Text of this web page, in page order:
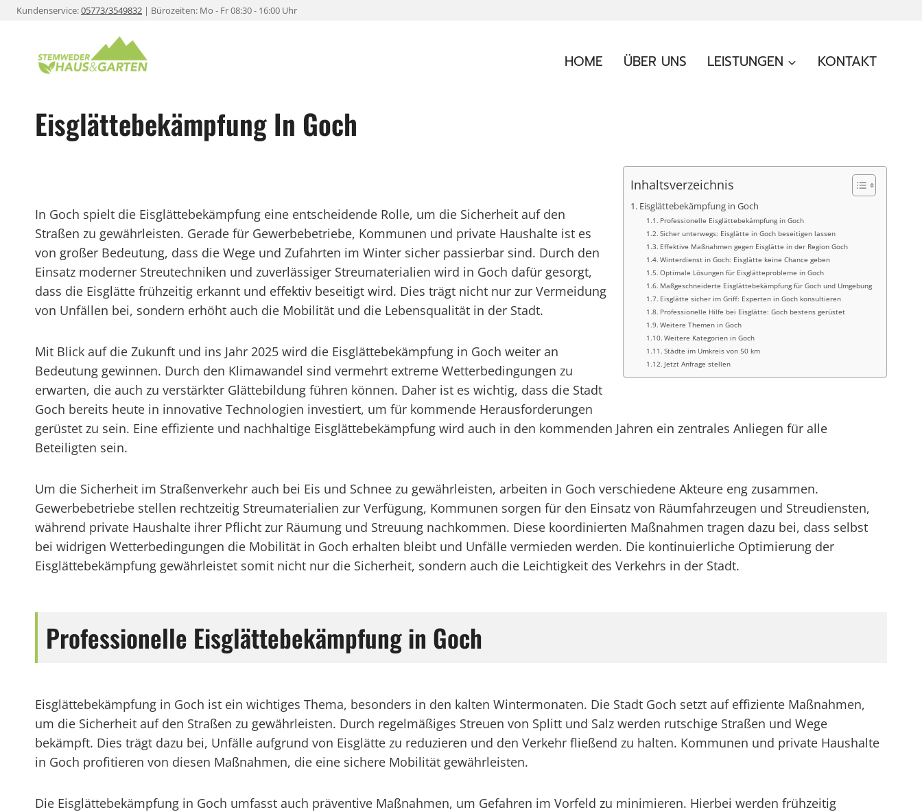
ZumKundenservice:05773/3549832 | Bürozeiten: Mo - Fr 08:30 - 16:00 Uhr
HOME ÜBER UNS LEISTUNGEN KONTAKT
Eisglättebekämpfung In Goch
Inhaltsverzeichnis
Eisglättebekämpfung in Goch
Professionelle Eisglättebekämpfung in Goch
Sicher unterwegs: Eisglätte in Goch beseitigen lassen
Effektive Maßnahmen gegen Eisglätte in der Region Goch
Winterdienst in Goch: Eisglätte keine Chance geben
Optimale Lösungen für Eisglätteprobleme in Goch
Maßgeschneiderte Eisglättebekämpfung für Goch und Umgebung
Eisglätte sicher im Griff: Experten in Goch konsultieren
Professionelle Hilfe bei Eisglätte: Goch bestens gerüstet
Weitere Themen in Goch
Weitere Kategorien in Goch
Städte im Umkreis von 50 km
Jetzt Anfrage stellen
In Goch spielt die Eisglättebekämpfung eine entscheidende Rolle, um die Sicherheit auf den
Straßen zu gewährleisten. Gerade für Gewerbebetriebe, Kommunen und private Haushalte ist es
von großer Bedeutung, dass die Wege und Zufahrten im Winter sicher passierbar sind. Durch den
Einsatz moderner Streutechniken und zuverlässiger Streumaterialien wird in Goch dafür gesorgt,
dass die Eisglätte frühzeitig erkannt und effektiv beseitigt wird. Dies trägt nicht nur zur Vermeidung
von Unfällen bei, sondern erhöht auch die Mobilität und die Lebensqualität in der Stadt.
Mit Blick auf die Zukunft und ins Jahr 2025 wird die Eisglättebekämpfung in Goch weiter an
Bedeutung gewinnen. Durch den Klimawandel sind vermehrt extreme Wetterbedingungen zu
erwarten, die auch zu verstärkter Glättebildung führen können. Daher ist es wichtig, dass die Stadt
Goch bereits heute in innovative Technologien investiert, um für kommende Herausforderungen
gerüstet zu sein. Eine effiziente und nachhaltige Eisglättebekämpfung wird auch in den kommenden Jahren ein zentrales Anliegen für alle
Beteiligten sein.
Um die Sicherheit im Straßenverkehr auch bei Eis und Schnee zu gewährleisten, arbeiten in Goch verschiedene Akteure eng zusammen.
Gewerbebetriebe stellen rechtzeitig Streumaterialien zur Verfügung, Kommunen sorgen für den Einsatz von Räumfahrzeugen und Streudiensten,
während private Haushalte ihrer Pflicht zur Räumung und Streuung nachkommen. Diese koordinierten Maßnahmen tragen dazu bei, dass selbst
bei widrigen Wetterbedingungen die Mobilität in Goch erhalten bleibt und Unfälle vermieden werden. Die kontinuierliche Optimierung der
Eisglättebekämpfung gewährleistet somit nicht nur die Sicherheit, sondern auch die Leichtigkeit des Verkehrs in der Stadt.
Professionelle Eisglättebekämpfung in Goch
Eisglättebekämpfung in Goch ist ein wichtiges Thema, besonders in den kalten Wintermonaten. Die Stadt Goch setzt auf effiziente Maßnahmen,
um die Sicherheit auf den Straßen zu gewährleisten. Durch regelmäßiges Streuen von Splitt und Salz werden rutschige Straßen und Wege
bekämpft. Dies trägt dazu bei, Unfälle aufgrund von Eisglätte zu reduzieren und den Verkehr fließend zu halten. Kommunen und private Haushalte
in Goch profitieren von diesen Maßnahmen, die eine sichere Mobilität gewährleisten.
Die Eisglättebekämpfung in Goch umfasst auch präventive Maßnahmen, um Gefahren im Vorfeld zu minimieren. Hierbei werden frühzeitig